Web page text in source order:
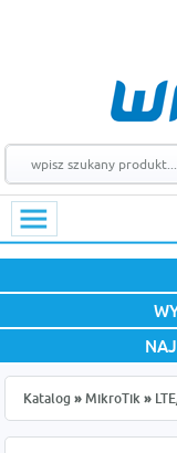
Katalog » MikroTik »